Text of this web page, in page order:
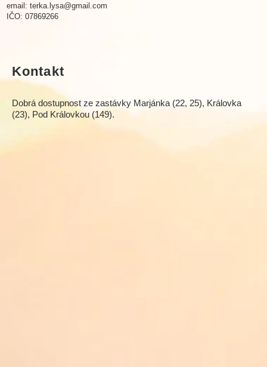
email: terka.lysa@gmail.com
IČO: 07869266
Kontakt
Dobrá dostupnost ze zastávky Marjánka (22, 25), Královka
(23), Pod Královkou (149).